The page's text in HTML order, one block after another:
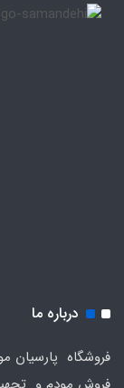
درباره ما
فروشگاه پارسیان